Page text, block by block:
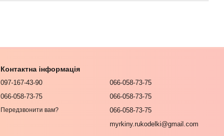
Контактна інформація
097-167-43-90
066-058-73-75
Передзвонити вам?
066-058-73-75
066-058-73-75
066-058-73-75
myrkiny.rukodelki@gmail.com